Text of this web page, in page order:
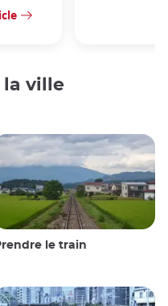
la ville
le train